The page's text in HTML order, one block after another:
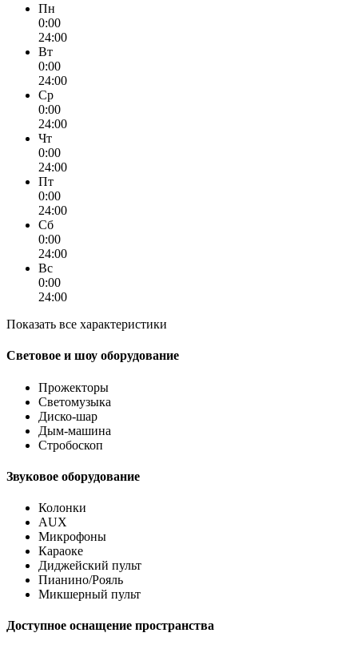
Пн
0:00
24:00
Вт
0:00
24:00
Ср
0:00
24:00
Чт
0:00
24:00
Пт
0:00
24:00
Сб
0:00
24:00
Вс
0:00
24:00
Показать все характеристики
Световое и шоу оборудование
Прожекторы
Светомузыка
Диско-шар
Дым-машина
Стробоскоп
Звуковое оборудование
Колонки
AUX
Микрофоны
Караоке
Диджейский пульт
Пианино/Рояль
Микшерный пульт
Доступное оснащение пространства